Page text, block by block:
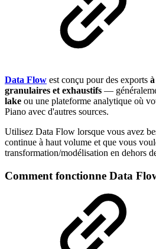
Data Flow est conçu pour des exports
granulaires et exhaustifs —
lake ou une plateforme analytique où
Piano avec d'autres sources.
Utilisez Data Flow lorsque vous avez
continue à haut volume et que vous
transformation/modélisation en dehors
Comment fonctionne Data